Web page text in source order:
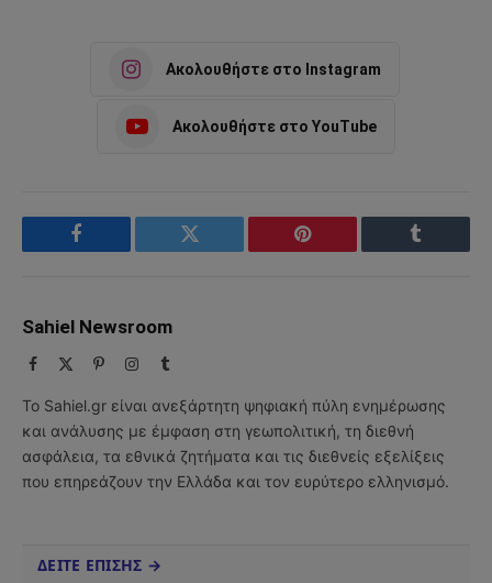
Ακολουθήστε στο Instagram
Ακολουθήστε στο YouTube
Facebook Twitter Pinterest Tumblr
Sahiel Newsroom
Facebook PinterestInstagram
Tumblr
Το Sahiel.gr είναι ανεξάρτητη ψηφιακή πύλη ενημέρωσης
και ανάλυσης με έμφαση στη γεωπολιτική, τη διεθνή
ασφάλεια, τα εθνικά ζητήματα και τις διεθνείς εξελίξεις
που επηρεάζουν την Ελλάδα και τον ευρύτερο ελληνισμό.
ΔΕΙΤΕ ΕΠΙΣΗΣ →